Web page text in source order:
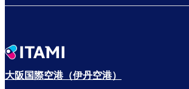
大阪国際空港（伊丹空港）